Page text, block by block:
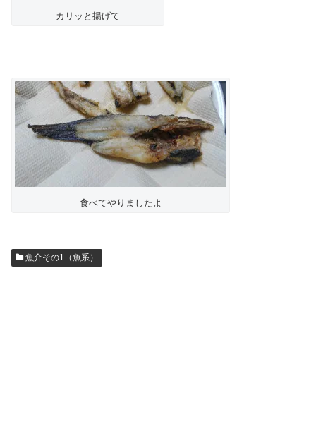
カリッと揚げて
食べてやりましたよ
魚介その1（魚系）